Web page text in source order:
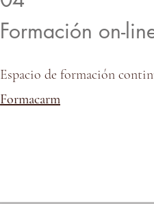
Formación on-
Espacio de formación
Formacarm